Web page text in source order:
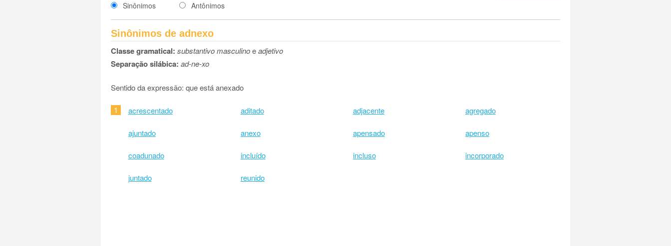
Sinônimos Antônimos
Sinônimos de adnexo
Classe gramatical: substantivo masculinoeadjetivo
Separação silábica: ad-ne-xo
Sentido da expressão: que está anexado
1 acrescentado aditado adjacente agregado
ajuntado anexo apensado apenso
coadunado incluído incluso incorporado
juntado reunido